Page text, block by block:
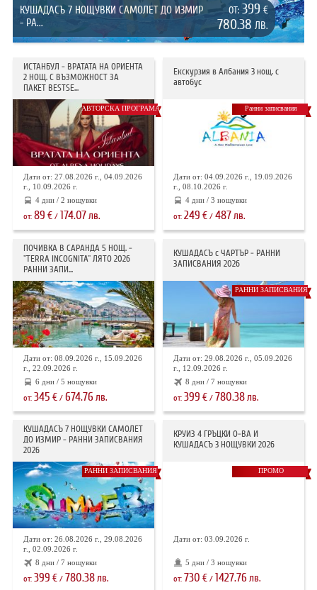
КУШАДАСЪ 7 НОЩУВКИ САМОЛЕТ ДО ИЗМИР
- РА...
ОТ: 399 €
780.38 ЛВ.
ИСТАНБУЛ - ВРАТАТА НА ОРИЕНТА
2 НОЩ. С ВЪЗМОЖНОСТ ЗА
ПАКЕТ BESTSE...
АВТОРСКА ПРОГРАМА
Дати от: 27.08.2026 г., 04.09.2026
г., 10.09.2026 г.
4 дни / 2 нощувки
от: 89 €/ 174.07лв.
Екскурзия в Албания 3 нощ. с
автобус
Ранни записвания
Дати от: 04.09.2026 г., 19.09.2026
г., 08.10.2026 г.
4 дни / 3 нощувки
от:249 € /487лв.
ПОЧИВКА В САРАНДА 5 НОЩ. -
"TERRA INCOGNITA" ЛЯТО 2026
РАННИ ЗАПИ...
Дати от: 08.09.2026 г., 15.09.2026
г., 22.09.2026 г.
6 дни / 5 нощувки
от: 345 €/ 674.76 лв.
КУШАДАСЪ с ЧАРТЪР - РАННИ
ЗАПИСВАНИЯ 2026
РАННИ ЗАПИСВАНИЯ
Дати от: 29.08.2026 г., 05.09.2026
г., 12.09.2026 г.
8 дни / 7 нощувки
от:399 € / 780.38 лв.
КУШАДАСЪ 7 НОЩУВКИ САМОЛЕТ
ДО ИЗМИР - РАННИ ЗАПИСВАНИЯ
2026
РАННИ ЗАПИСВАНИЯ
Дати от: 26.08.2026 г., 29.08.2026
г., 02.09.2026 г.
8 дни / 7 нощувки
от: 399 €/ 780.38лв.
КРУИЗ 4 ГРЪЦКИ О-ВА И
КУШАДАСЪ 3 НОЩУВКИ 2026
ПРОМО
Дати от: 03.09.2026 г.
5 дни / 3 нощувки
от: 730 € / 1427.76лв.